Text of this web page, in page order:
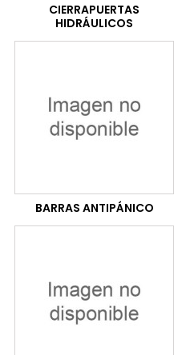
CIERRAPUERTAS
HIDRÁULICOS
BARRAS ANTIPÁNICO